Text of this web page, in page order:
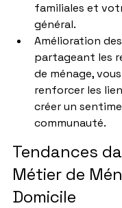
familiales et
général.
Amélioration
partageant les
de ménage,
renforcer les
créer un
communauté.
Tendances
Métier de
Domicile